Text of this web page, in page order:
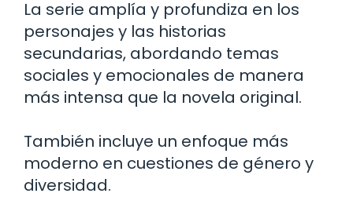
La serie amplía y profundiza en los
personajes y las historias
secundarias, abordando temas
sociales y emocionales de manera
más intensa que la novela original.
También incluye un enfoque más
moderno en cuestiones de género y
diversidad.